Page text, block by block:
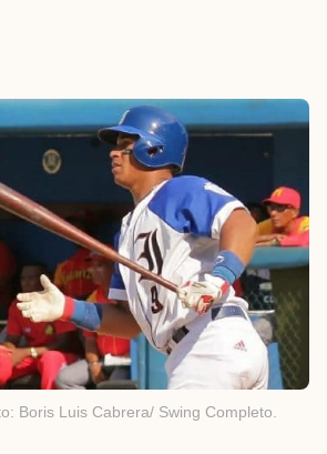
Boris Luis Cabrera/ Swing Completo.